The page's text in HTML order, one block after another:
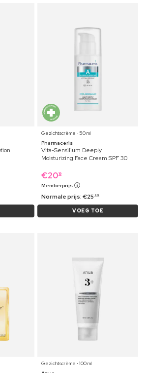
Gezichtscrème ⋅ 50 ml
Pharmaceris
Vita-Sensilium Deeply
Moisturizing Face Cream SPF 30
€2019
Memberprijs
Normale prijs:€25 99
VOEG TOE
Gezichtscrème ⋅ 100 ml